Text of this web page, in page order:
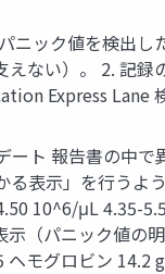
ニック値を検出
ない）。 2. 記
Express Lane
ト 報告書の中
表示」を行う
10^6/μL 4.35-
（パニック値
モグロビン